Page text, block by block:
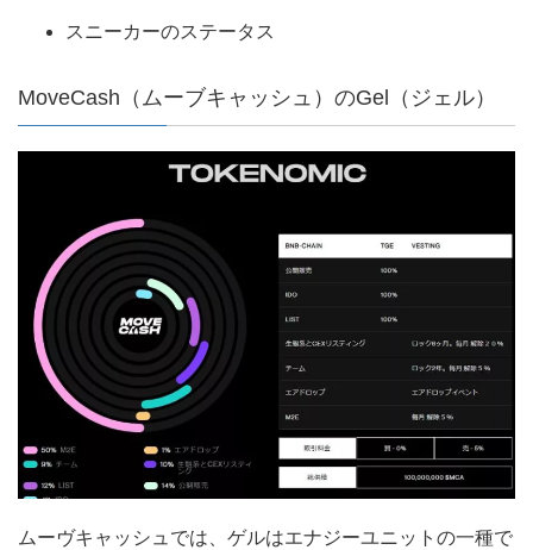
スニーカーのステータス
MoveCash（ムーブキャッシュ）のGel（ジェル）
ムーヴキャッシュでは、ゲルはエナジーユニットの一種で